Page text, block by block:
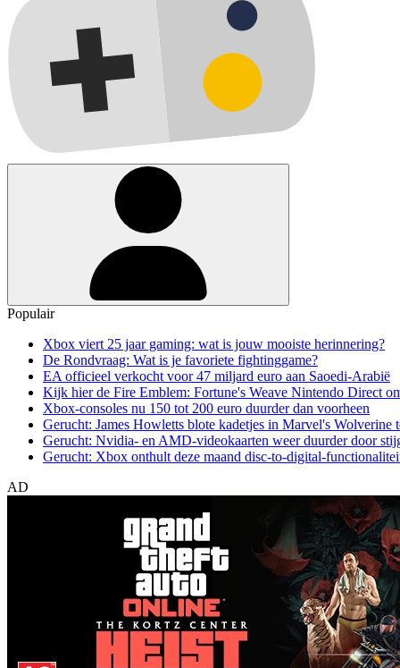
Populair
Xbox viert 25 jaar gaming: wat is jouw mooiste herinnering?
De Rondvraag: Wat is je favoriete fightinggame?
EA officieel verkocht voor 47 miljard euro aan Saoedi-Arabië
Kijk hier de Fire Emblem: Fortune's Weave Nintendo Direct
Xbox-consoles nu 150 tot 200 euro duurder dan voorheen
Gerucht: James Howletts blote kadetjes in Marvel's Wolverine
Gerucht: Nvidia- en AMD-videokaarten weer duurder door
Gerucht: Xbox onthult deze maand disc-to-digital-
AD